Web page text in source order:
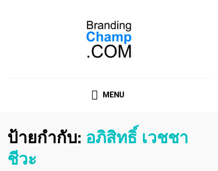
MENU
ป้ายกำกับ: อภิสิทธิ์ เวชชา
ชีวะ